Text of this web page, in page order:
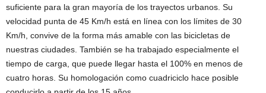
suficiente para la gran mayoría de los trayectos urbanos. Su
velocidad punta de 45 Km/h está en línea con los límites de 30
Km/h, convive de la forma más amable con las bicicletas de
nuestras ciudades. También se ha trabajado especialmente el
tiempo de carga, que puede llegar hasta el 100% en menos de
cuatro horas. Su homologación como cuadriciclo hace posible